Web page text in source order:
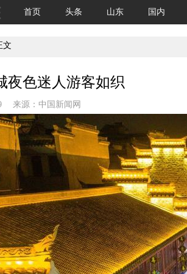
首页 头条 山东 国内
文
夜色迷人游客如织
来源： 中国新闻网